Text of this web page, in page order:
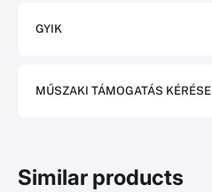
GYIK
MŰSZAKI TÁMOGATÁS KÉRÉSE
Similar products